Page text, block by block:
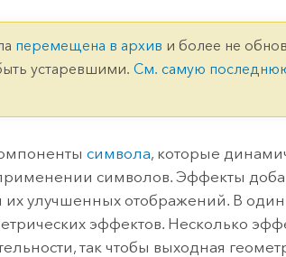
технологий
перемещена в архив и более не
устаревшими.См. самую
символа, которые
символов. Эффекты
их улучшенных отображений. В
эффектов. Несколько
так чтобы выходная